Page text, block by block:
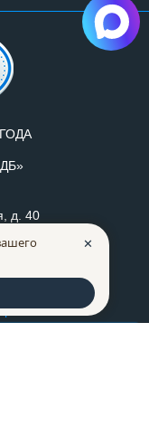
д. 40
✕